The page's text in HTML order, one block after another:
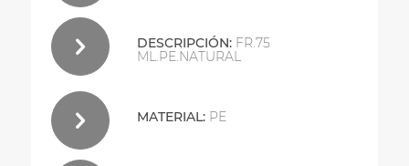
DESCRIPCIÓN: FR.75
ML.PE.NATURAL
MATERIAL: PE